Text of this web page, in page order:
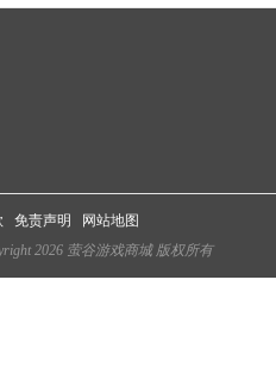
免责声明
网站地图
2026 萤谷游戏商城 版权所有